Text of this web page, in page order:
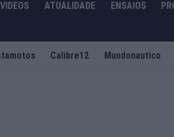
VIDEOS ATUALIDADE ENSAIOS
Calibre12 Mundonautico